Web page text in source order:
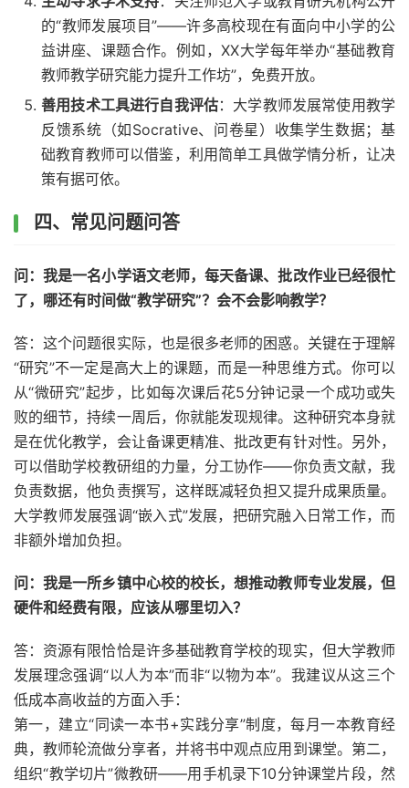
的“教师发展项目”——许多高校现在有面向中小学的公
益讲座、课题合作。例如，XX大学每年举办“基础教育
教师教学研究能力提升工作坊”，免费开放。
善用技术工具进行自我评估：大学教师发展常使用教学
反馈系统（如Socrative、问卷星）收集学生数据；基
础教育教师可以借鉴，利用简单工具做学情分析，让决
策有据可依。
四、常见问题问答
问：我是一名小学语文老师，每天备课、批改作业已经很忙
了，哪还有时间做“教学研究”？会不会影响教学？
答：这个问题很实际，也是很多老师的困惑。关键在于理解
“研究”不一定是高大上的课题，而是一种思维方式。你可以
从“微研究”起步，比如每次课后花5分钟记录一个成功或失
败的细节，持续一周后，你就能发现规律。这种研究本身就
是在优化教学，会让备课更精准、批改更有针对性。另外，
可以借助学校教研组的力量，分工协作——你负责文献，我
负责数据，他负责撰写，这样既减轻负担又提升成果质量。
大学教师发展强调“嵌入式”发展，把研究融入日常工作，而
非额外增加负担。
问：我是一所乡镇中心校的校长，想推动教师专业发展，但
硬件和经费有限，应该从哪里切入？
答：资源有限恰恰是许多基础教育学校的现实，但大学教师
发展理念强调“以人为本”而非“以物为本”。我建议从这三个
低成本高收益的方面入手：
第一，建立“同读一本书+实践分享”制度，每月一本教育经
典，教师轮流做分享者，并将书中观点应用到课堂。第二，
组织“教学切片”微教研——用手机录下10分钟课堂片段，然